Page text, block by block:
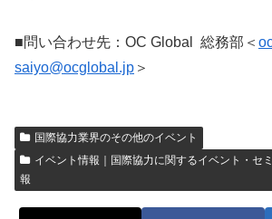
■問い合わせ先：OC Global 総務部＜
saiyo@ocglobal.jp ＞
国際協力業界のその他のイベント
イベント情報｜国際協力に関するイベント・セ
報